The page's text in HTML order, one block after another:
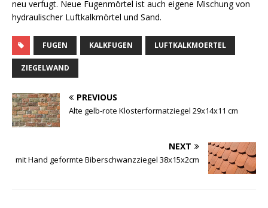
neu verfugt. Neue Fugenmörtel ist auch eigene Mischung von
hydraulischer Luftkalkmörtel und Sand.
FUGEN KALKFUGEN LUFTKALKMOERTEL
ZIEGELWAND
PREVIOUS
Alte gelb-rote Klosterformatziegel 29x14x11 cm
NEXT
mit Hand geformte Biberschwanzziegel 38x15x2cm